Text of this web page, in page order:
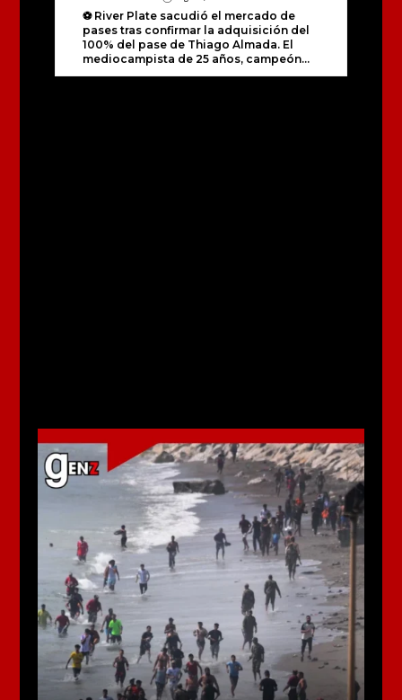
⚽️ River Plate sacudió el mercado de
pases tras confirmar la adquisición del
100% del pase de Thiago Almada. El
mediocampista de 25 años, campeón...